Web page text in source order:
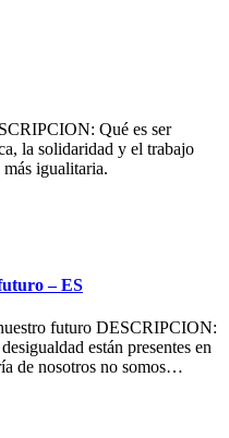
Qué es ser
la solidaridad y el trabajo
igualitaria.
– ES
futuro DESCRIPCION:
están presentes en
de nosotros no somos…